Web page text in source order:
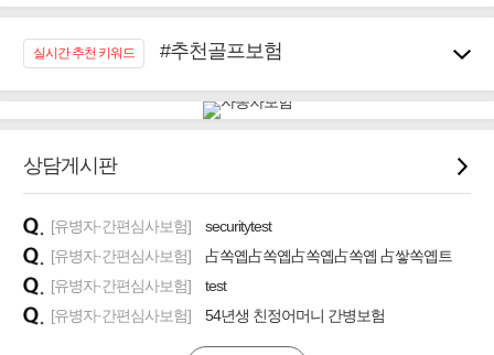
실시간 추천 키워드
#추천골프보험
#노후대비 연금재테크!
#임플란트, 치아치료보장
#바뀌기전에 4세대 가입
상담게시판
[유병자·간편심사보험]
securitytest
[유병자·간편심사보험]
占쏙옙占쏙옙占쏙옙占쏙옙 占쌓쏙옙트
[유병자·간편심사보험]
test
[유병자·간편심사보험]
54년생 친정어머니 간병보험